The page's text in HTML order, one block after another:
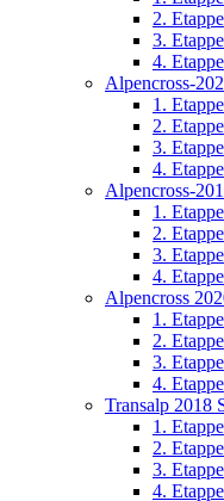
2. Etappe
3. Etappe
4. Etappe
Alpencross-
1. Etappe
2. Etappe
3. Etappe
4. Etappe
Alpencross-
1. Etappe
2. Etappe
3. Etappe
4. Etappe
Alpencross
1. Etappe
2. Etappe
3. Etappe
4. Etappe
Transalp 2018
1. Etappe
2. Etappe
3. Etappe
4. Etappe